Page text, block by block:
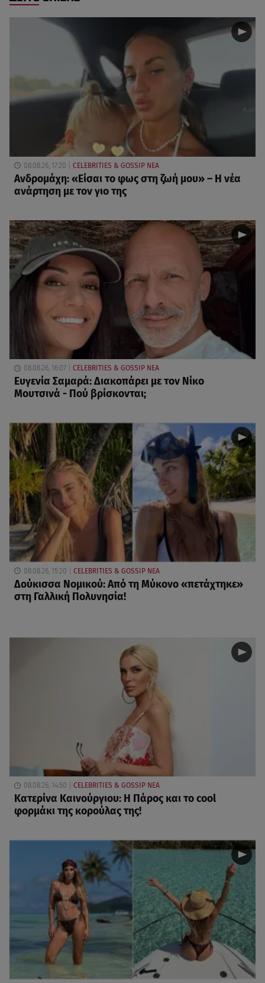
08.08.26, 17:20 CELEBRITIES & GOSSIP ΝΕΑ
Ανδρομάχη: «Είσαι το φως στη ζωή μου» – Η νέα
ανάρτηση με τον γιο της
08.08.26, 16:07 CELEBRITIES & GOSSIP ΝΕΑ
Ευγενία Σαμαρά: Διακοπάρει με τον Νίκο
Μουτσινά - Πού βρίσκονται;
08.08.26, 15:20 CELEBRITIES & GOSSIP ΝΕΑ
Δούκισσα Νομικού: Από τη Μύκονο «πετάχτηκε»
στη Γαλλική Πολυνησία!
08.08.26, 14:50 CELEBRITIES & GOSSIP ΝΕΑ
Κατερίνα Καινούργιου: Η Πάρος και το cool
φορμάκι της κορούλας της!